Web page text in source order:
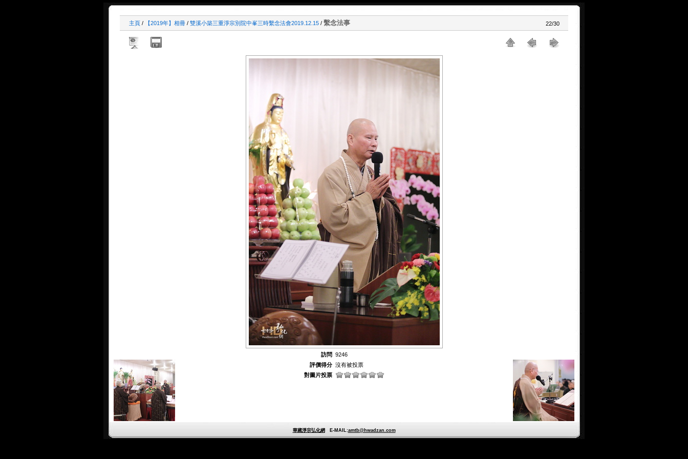
主頁 / 【2019年】相冊 / 雙溪小築三重淨宗別院中峯三時繫念法會2019.12.15 / 繫念法事 22/30
訪問 9246
評價得分 沒有被投票
對圖片投票
華藏淨宗弘化網E-MAIL:amtb@hwadzan.com